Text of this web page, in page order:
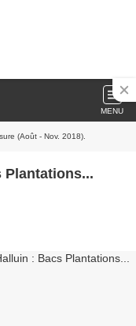
MENU
(Août - Nov. 2018).
Plantations...